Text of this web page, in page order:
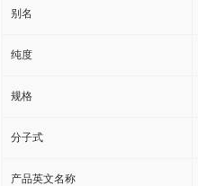
别名
纯度
规格
分子式
产品英文名称